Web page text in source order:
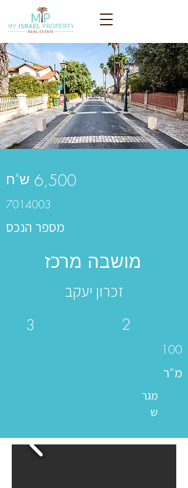
ש"ח 6,500
7014003
מספר הנכס
מושבה מרכז
זכרון יעקב
3 2
100
מ״ר
מגר
ש